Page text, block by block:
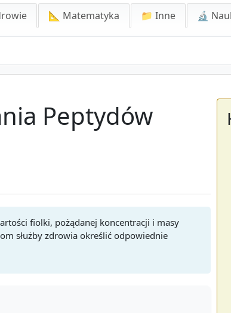
📐 Matematyka 📁 Inne 🔬
Peptydów
fiolki, pożądanej koncentracji i masy
służby zdrowia określić odpowiednie